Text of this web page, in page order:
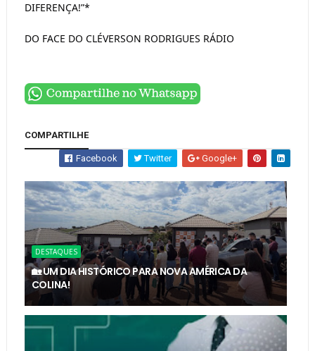
DIFERENÇA!”*
DO FACE DO CLÉVERSON RODRIGUES RÁDIO
COMPARTILHE
Facebook Twitter Google+
DESTAQUES
🏡 UM DIA HISTÓRICO PARA NOVA AMÉRICA DA
COLINA!